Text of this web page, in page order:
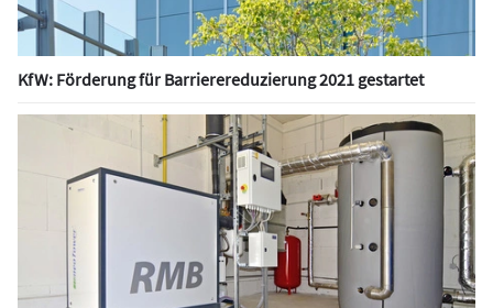
KfW: Förderung für Barrierereduzierung 2021 gestartet